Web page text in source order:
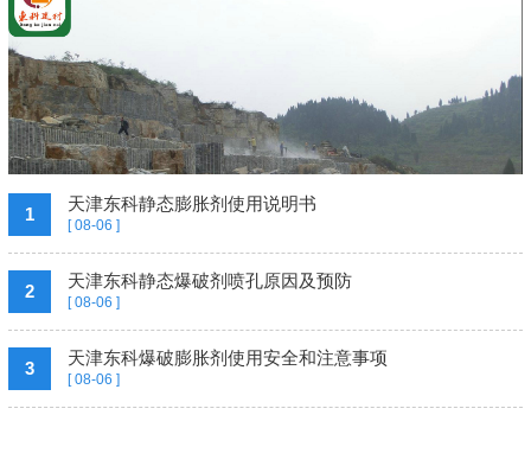
1
天津东科静态膨胀剂使用说明书
[ 08-06 ]
2
天津东科静态爆破剂喷孔原因及预防
[ 08-06 ]
3
天津东科爆破膨胀剂使用安全和注意事项
[ 08-06 ]